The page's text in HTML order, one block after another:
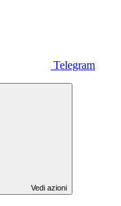
Telegram
Vedi azioni